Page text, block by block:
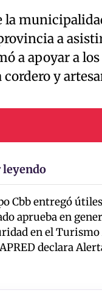
la
a
a apoyar a
cordero y
leyendo
Cbb entregó
aprueba en
en el
declara